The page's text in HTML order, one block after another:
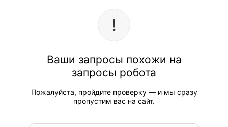
Ваши запросы похожи на
запросы робота
Пожалуйста, пройдите проверку — и мы сразу
пропустим вас на сайт.